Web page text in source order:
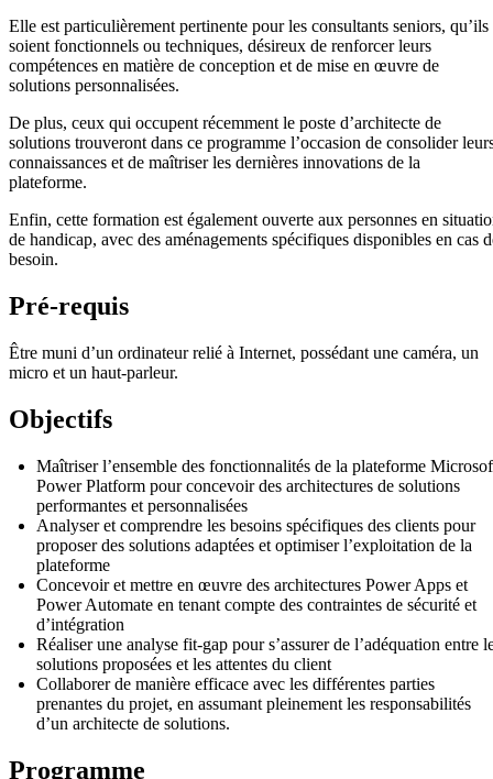
Elle est particulièrement pertinente pour les consultants seniors, qu’ils
soient fonctionnels ou techniques, désireux de renforcer leurs
compétences en matière de conception et de mise en œuvre de
solutions personnalisées.
De plus, ceux qui occupent récemment le poste d’architecte de
solutions trouveront dans ce programme l’occasion de consolider
connaissances et de maîtriser les dernières innovations de la
plateforme.
Enfin, cette formation est également ouverte aux personnes en
de handicap, avec des aménagements spécifiques disponibles en cas
besoin.
Pré-requis
Être muni d’un ordinateur relié à Internet, possédant une caméra, un
micro et un haut-parleur.
Objectifs
Maîtriser l’ensemble des fonctionnalités de la plateforme
Power Platform pour concevoir des architectures de solutions
performantes et personnalisées
Analyser et comprendre les besoins spécifiques des clients pour
proposer des solutions adaptées et optimiser l’exploitation de la
plateforme
Concevoir et mettre en œuvre des architectures Power Apps et
Power Automate en tenant compte des contraintes de sécurité et
d’intégration
Réaliser une analyse fit-gap pour s’assurer de l’adéquation entre
solutions proposées et les attentes du client
Collaborer de manière efficace avec les différentes parties
prenantes du projet, en assumant pleinement les responsabilités
d’un architecte de solutions.
Programme